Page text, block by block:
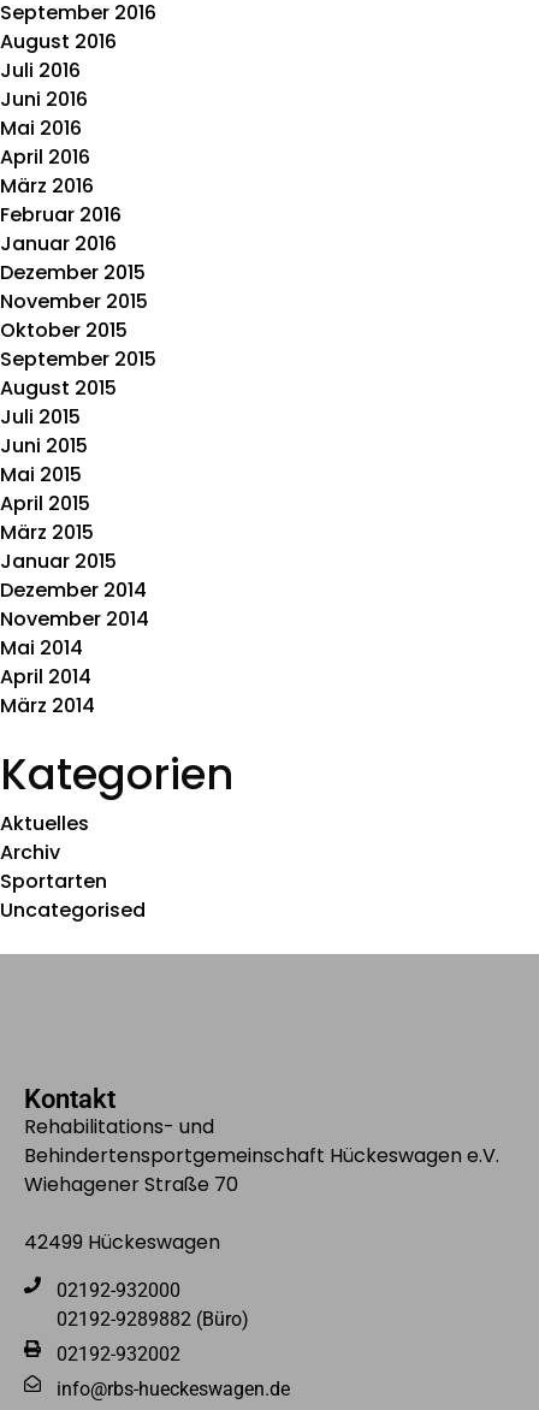
September 2016
August 2016
Juli 2016
Juni 2016
Mai 2016
April 2016
März 2016
Februar 2016
Januar 2016
Dezember 2015
November 2015
Oktober 2015
September 2015
August 2015
Juli 2015
Juni 2015
Mai 2015
April 2015
März 2015
Januar 2015
Dezember 2014
November 2014
Mai 2014
April 2014
März 2014
Kategorien
Aktuelles
Archiv
Sportarten
Uncategorised
Kontakt
Rehabilitations- und
Behindertensportgemeinschaft Hückeswagen e.V.
Wiehagener Straße 70
42499 Hückeswagen
02192-932000
02192-9289882 (Büro)
02192-932002
info@rbs-hueckeswagen.de